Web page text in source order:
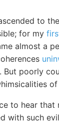
to
for my
almost a
But poorly
to hear that
with such